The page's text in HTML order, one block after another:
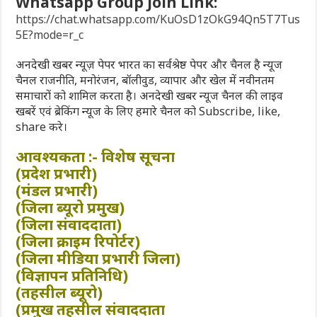
https://chat.whatsapp.com/KuOsD1zOkG94Qn5T7Tus
5E?mode=r_c
अनदेखी खबर न्यूज़ पेपर भारत का सर्वश्रेष्ठ पेपर और चैनल है न्यूज
चैनल राजनीति, मनोरंजन, बॉलीवुड, व्यापार और खेल में नवीनतम
समाचारों को शामिल करता है। अनदेखी खबर न्यूज चैनल की लाइव
खबरें एवं ब्रेकिंग न्यूज के लिए हमारे चैनल को Subscribe, like,
share करे।
आवश्यकता :- विशेष सूचना
(प्रदेश प्रभारी)
(मंडल प्रभारी)
(जिला ब्यूरो प्रमुख)
(जिला संवाददाता)
(जिला क्राइम रिपोर्टर)
(जिला मीडिया प्रभारी जिला)
(विज्ञापन प्रतिनिधि)
(तहसील ब्यूरो)
(प्रमुख तहसील संवाददाता